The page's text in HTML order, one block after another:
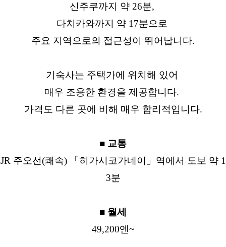
신주쿠까지 약 26분,
다치카와까지 약 17분으로
주요 지역으로의 접근성이 뛰어납니다.
기숙사는 주택가에 위치해 있어
매우 조용한 환경을 제공합니다.
가격도 다른 곳에 비해 매우 합리적입니다.
■ 교통
JR 주오선(쾌속) 「히가시코가네이」역에서 도보 약 1
3분
■ 월세
49,200엔~